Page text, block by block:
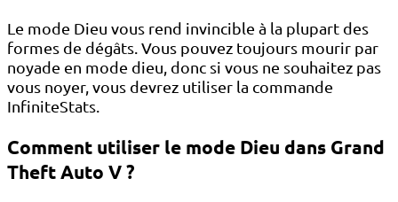
Le mode Dieu vous rend invincible à la plupart des
formes de dégâts. Vous pouvez toujours mourir par
noyade en mode dieu, donc si vous ne souhaitez pas
vous noyer, vous devrez utiliser la commande
InfiniteStats.
Comment utiliser le mode Dieu dans Grand
Theft Auto V ?